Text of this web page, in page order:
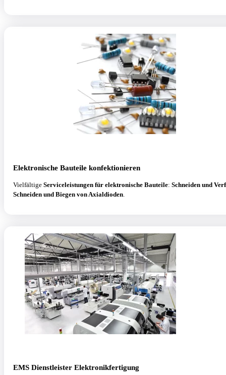
Elektronische Bauteile konfektionieren
Vielfältige Serviceleistungen für elektronische Bauteile: Schneiden und
Schneiden und Biegen von Axialdioden.
EMS Dienstleister Elektronikfertigung